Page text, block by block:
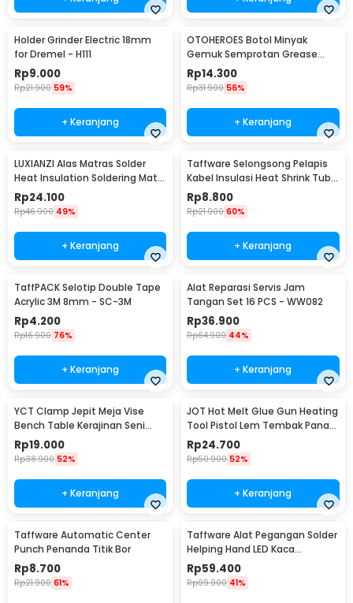
Holder Grinder Electric 18mm
for Dremel - H111
Rp9.000
Rp21.900 59%
+ Keranjang
OTOHEROES Botol Minyak
Gemuk Semprotan Grease
Gun 250ml - Q001
Rp14.300
Rp31.900 56%
+ Keranjang
LUXIANZI Alas Matras Solder
Heat Insulation Soldering Mat
340x230mm - S-120B
Rp24.100
Rp46.900 49%
+ Keranjang
Taffware Selongsong Pelapis
Kabel Insulasi Heat Shrink Tube
127 PCS - RSG-AHZ
Rp8.800
Rp21.900 60%
+ Keranjang
TaffPACK Selotip Double Tape
Acrylic 3M 8mm - SC-3M
Rp4.200
Rp16.900 76%
+ Keranjang
Alat Reparasi Servis Jam
Tangan Set 16 PCS - WW082
Rp36.900
Rp64.900 44%
+ Keranjang
YCT Clamp Jepit Meja Vise
Bench Table Kerajinan Seni
Perhiasan 25mm - QST
Rp19.000
Rp38.900 52%
+ Keranjang
JOT Hot Melt Glue Gun Heating
Tool Pistol Lem Tembak Panas
20W - QT-302
Rp24.700
Rp50.900 52%
+ Keranjang
Taffware Automatic Center
Punch Penanda Titik Bor
Rp8.700
Rp21.900 61%
Taffware Alat Pegangan Solder
Helping Hand LED Kaca
Pembesar 3.5X - TE-801
Rp59.400
Rp99.900 41%